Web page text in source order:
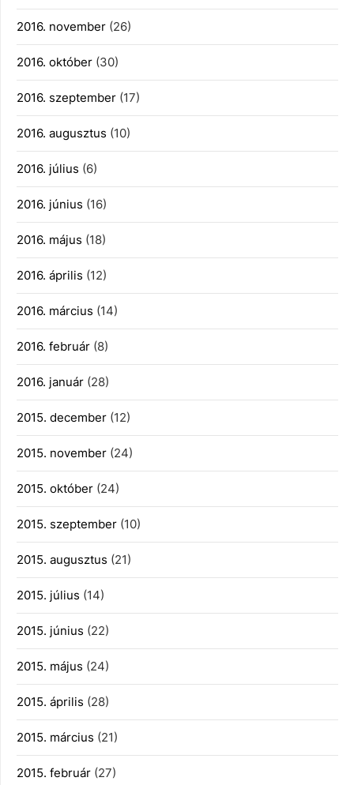
2016. november (26)
2016. október (30)
2016. szeptember (17)
2016. augusztus (10)
2016. július (6)
2016. június (16)
2016. május (18)
2016. április (12)
2016. március (14)
2016. február (8)
2016. január (28)
2015. december (12)
2015. november (24)
2015. október (24)
2015. szeptember (10)
2015. augusztus (21)
2015. július (14)
2015. június (22)
2015. május (24)
2015. április (28)
2015. március (21)
2015. február (27)